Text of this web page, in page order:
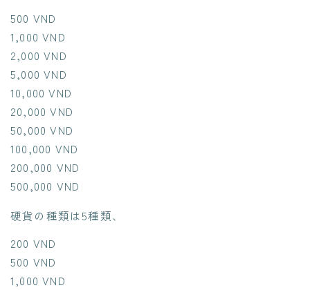
500 VND
1,000 VND
2,000 VND
5,000 VND
10,000 VND
20,000 VND
50,000 VND
100,000 VND
200,000 VND
500,000 VND
硬貨の種類は5種類、
200 VND
500 VND
1,000 VND